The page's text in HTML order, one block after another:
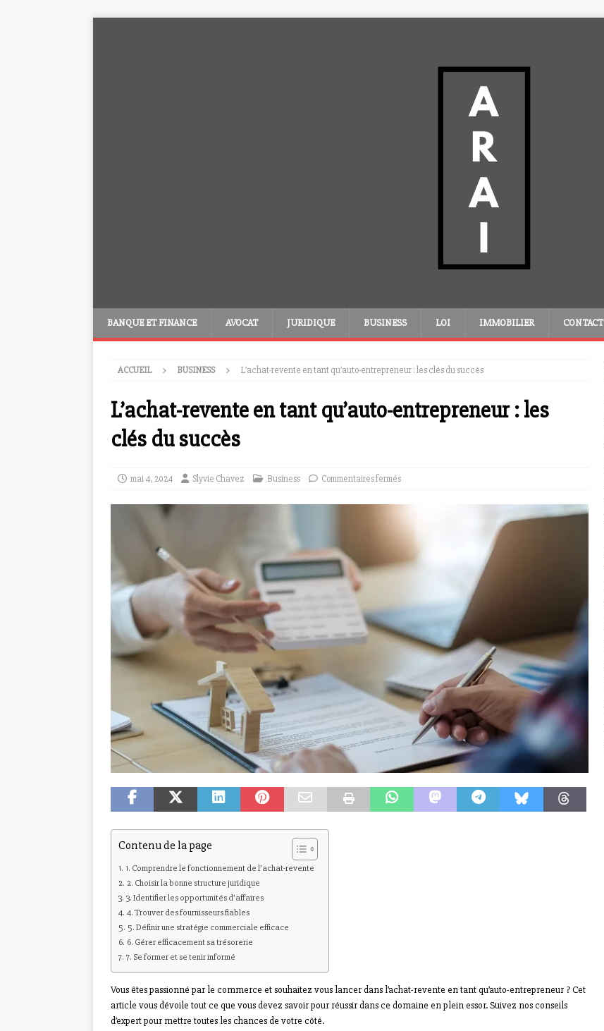
BANQUE ET FINANCE AVOCAT JURIDIQUE BUSINESS LOI IMMOBILIER CONTACT
ACCUEIL BUSINESS L’achat-revente en tant qu’auto-entrepreneur : les clés du succès
L’achat-revente en tant qu’auto-entrepreneur : les
clés du succès
mai 4, 2024 Slyvie Chavez Business Commentaires fermés
Contenu de la page
1. Comprendre le fonctionnement de l’achat-revente
2. Choisir la bonne structure juridique
3. Identifier les opportunités d’affaires
4. Trouver des fournisseurs fiables
5. Définir une stratégie commerciale efficace
6. Gérer efficacement sa trésorerie
7. Se former et se tenir informé
Vous êtes passionné par le commerce et souhaitez vous lancer dans l’achat-revente en tant qu’auto-entrepreneur ? Cet
article vous dévoile tout ce que vous devez savoir pour réussir dans ce domaine en plein essor. Suivez nos conseils
d’expert pour mettre toutes les chances de votre côté.